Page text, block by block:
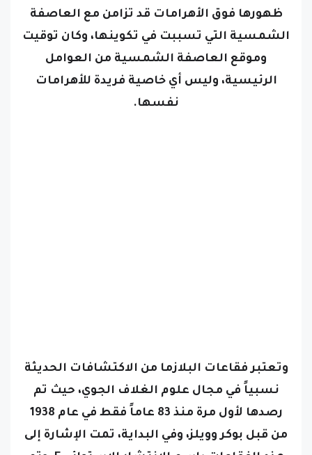
ظهورها فوق الأهرامات قد تزامن مع العاصفة
الشمسية التي تسببت في تكوينها، وكان توقيت
وموقع العاصفة الشمسية من العوامل
الرئيسية، وليس أي خاصية فريدة للأهرامات
نفسها.
وتعتبر فقاعات البلازما من الاكتشافات الحديثة
نسبياً في مجال علوم الغلاف الجوي، حيث تم
رصدها لأول مرة منذ 83 عاماً فقط في عام 1938
من قبل بوكر وويلز، وفي البداية، تمت الإشارة إلى